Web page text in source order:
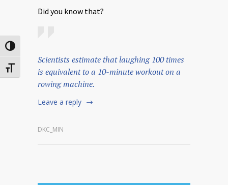
Toggle High Contrast
Toggle Font size
Did you know that?
Scientists estimate that laughing 100 times
is equivalent to a 10-minute workout on a
rowing machine.
Leave a reply
DKC_MIN